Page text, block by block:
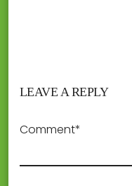
LEAVE A REPLY
Comment*